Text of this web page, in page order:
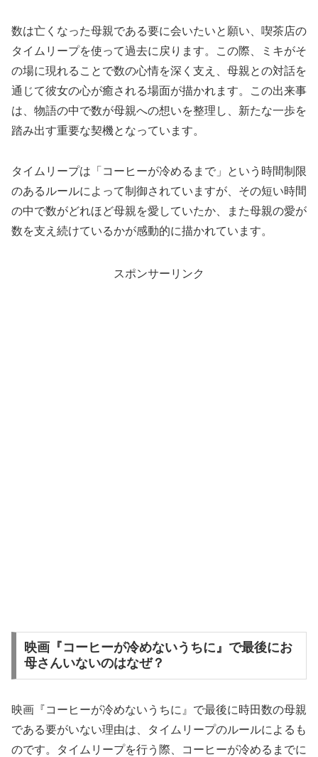
数は亡くなった母親である要に会いたいと願い、喫茶店の
タイムリープを使って過去に戻ります。この際、ミキがそ
の場に現れることで数の心情を深く支え、母親との対話を
通じて彼女の心が癒される場面が描かれます。この出来事
は、物語の中で数が母親への想いを整理し、新たな一歩を
踏み出す重要な契機となっています。
タイムリープは「コーヒーが冷めるまで」という時間制限
のあるルールによって制御されていますが、その短い時間
の中で数がどれほど母親を愛していたか、また母親の愛が
数を支え続けているかが感動的に描かれています。
スポンサーリンク
映画『コーヒーが冷めないうちに』で最後にお
母さんいないのはなぜ？
映画『コーヒーが冷めないうちに』で最後に時田数の母親
である要がいない理由は、タイムリープのルールによるも
のです。タイムリープを行う際、コーヒーが冷めるまでに